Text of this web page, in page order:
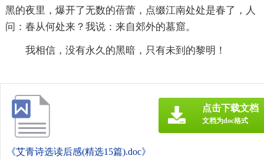
黑的夜里，爆开了无数的蓓蕾，点缀江南处处是春了，人
问：春从何处来？我说：来自郊外的墓窟。
我相信，没有永久的黑暗，只有未到的黎明！
《艾青诗选读后感(精选15篇).doc》
点击下载文档
文档为doc格式